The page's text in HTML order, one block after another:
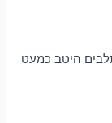
היטב כמעט